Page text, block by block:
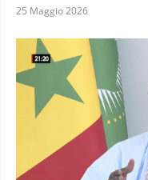
25 Maggio 2026